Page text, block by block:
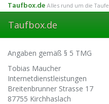
Skip
to
main
Taufbox.deAlles rund um die Taufe
Taufbox.de
Angaben gemäß § 5 TMG
Tobias Maucher
Internetdienstleistungen
Breitenbrunner Strasse 17
87755 Kirchhaslach